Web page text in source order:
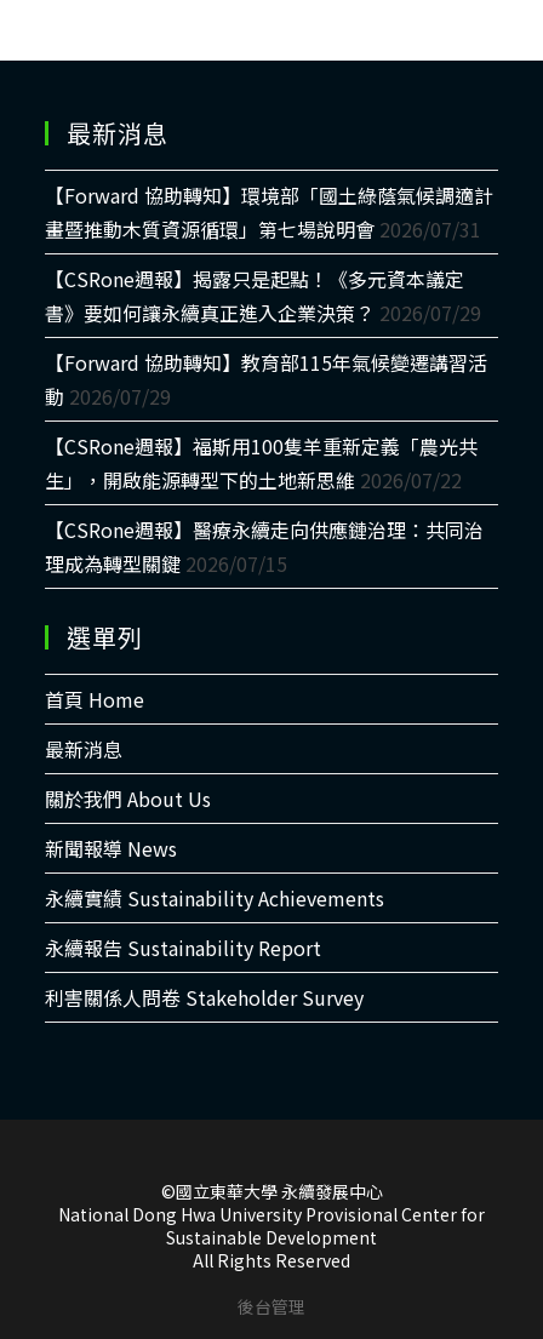
最新消息
【Forward 協助轉知】環境部「國土綠蔭氣候調適計
畫暨推動木質資源循環」第七場說明會 2026/07/31
【CSRone週報】揭露只是起點！《多元資本議定
書》要如何讓永續真正進入企業決策？ 2026/07/29
【Forward 協助轉知】教育部115年氣候變遷講習活
動 2026/07/29
【CSRone週報】福斯用100隻羊重新定義「農光共
生」，開啟能源轉型下的土地新思維 2026/07/22
【CSRone週報】醫療永續走向供應鏈治理：共同治
理成為轉型關鍵 2026/07/15
選單列
首頁 Home
最新消息
關於我們 About Us
新聞報導 News
永續實績 Sustainability Achievements
永續報告 Sustainability Report
利害關係人問卷 Stakeholder Survey
©國立東華大學 永續發展中心
National Dong Hwa University Provisional Center for
Sustainable Development
All Rights Reserved
後台管理